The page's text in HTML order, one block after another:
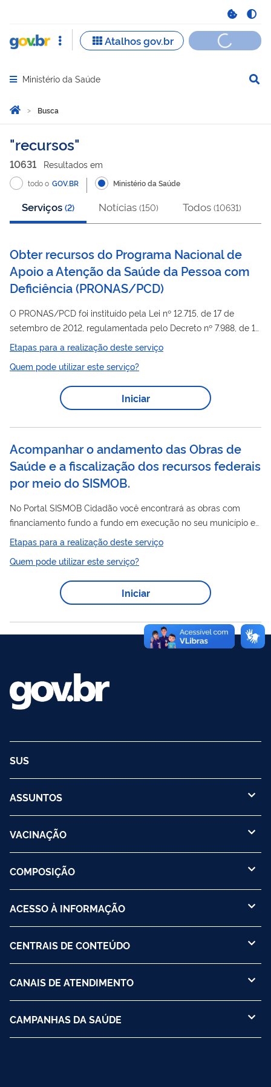
Abrir menu principal de navegação
Ministério da Saúde
Você está aqui:
Página Inicial
Busca
Busca
recursos
10631 Resultados em
todo o GOV.BR Ministério da Saúde
Serviços (2) Notícias (150) Todos (10631)
Obter recursos do Programa Nacional de
Apoio a Atenção da Saúde da Pessoa com
Deficiência(PRONAS/PCD)
O PRONAS/PCD foi instituído pela Lei nº 12.715, de 17 de
setembro de 2012, regulamentada pelo Decreto nº 7.988, de 17
de abril de 2013, o qual foi implementado mediante incentivo
fiscal às empresas doadoras, tendo como objetivo captar e
canalizarrecursosdestinados a estimular e desenvolver
ações de promoção à saúde, reabilitação/habilitação da
pessoa com deficiência, fortalecer a Política Nacional de
e qualificar o acesso ao...
Etapas para a realização deste serviço
Quem pode utilizar este serviço?
Iniciar
Acompanhar o andamento das Obras de
Saúde e a fiscalização dos recursos federais
por meio do SISMOB.
No Portal SISMOB Cidadão você encontrará as obras com
financiamento fundo a fundo em execução no seu município e
poderá visualizar as informações da obra e, se necessário,
fazer uma denúncia caso essas informações não estejam de
acordo com a realidade. Você pode apoiar o Ministério da
Saúde na fiscalização de obras em unidades de saúde, como
hospitais, postos de saúde (unidade básica de saúde), UPAs
a página do SISMOB Cidadão,...
Etapas para a realização deste serviço
Quem pode utilizar este serviço?
Iniciar
SUS
ASSUNTOS
VACINAÇÃO
COMPOSIÇÃO
ACESSO À INFORMAÇÃO
CENTRAIS DE CONTEÚDO
CANAIS DE ATENDIMENTO
CAMPANHAS DA SAÚDE